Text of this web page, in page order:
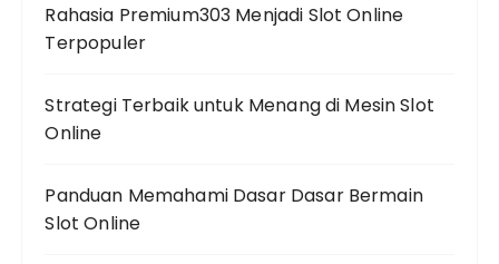
Rahasia Premium303 Menjadi Slot Online
Terpopuler
Strategi Terbaik untuk Menang di Mesin Slot
Online
Panduan Memahami Dasar Dasar Bermain
Slot Online